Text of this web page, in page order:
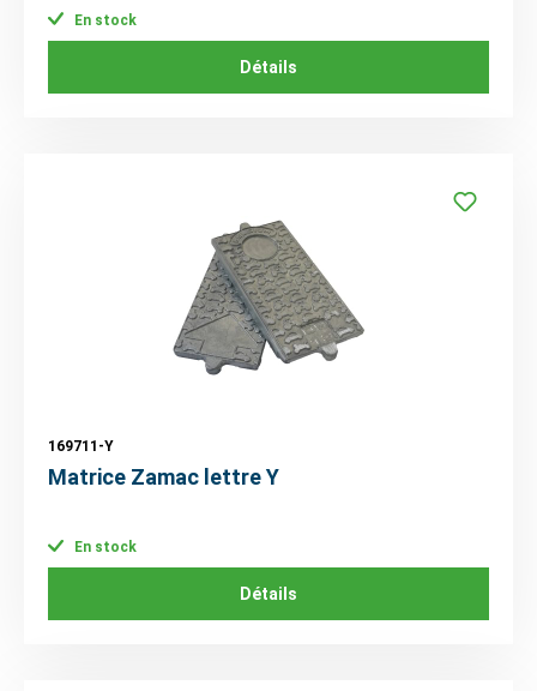
En stock
Détails
169711-Y
Matrice Zamac lettre Y
En stock
Détails